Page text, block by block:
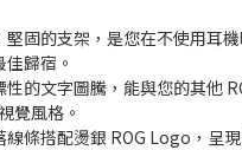
堅固的支架，是您在不使用耳
歸宿。
性的文字圖騰，能與您的其他
覺風格。
線條搭配燙銀 ROG Logo，呈